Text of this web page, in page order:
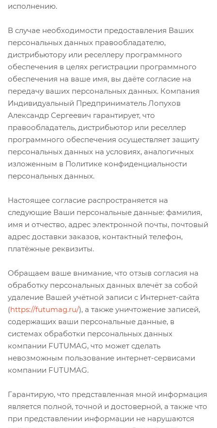
исполнению.
В случае необходимости предоставления Ваших
персональных данных правообладателю,
дистрибьютору или реселлеру программного
обеспечения в целях регистрации программного
обеспечения на ваше имя, вы даёте согласие на
передачу ваших персональных данных. Компания
Индивидуальный Предприниматель Лопухов
Александр Сергеевич гарантирует, что
правообладатель, дистрибьютор или реселлер
программного обеспечения осуществляет защиту
персональных данных на условиях, аналогичных
изложенным в Политике конфиденциальности
персональных данных.
Настоящее согласие распространяется на
следующие Ваши персональные данные: фамилия,
имя и отчество, адрес электронной почты, почтовый
адрес доставки заказов, контактный телефон,
платёжные реквизиты.
Обращаем ваше внимание, что отзыв согласия на
обработку персональных данных влечёт за собой
удаление Вашей учётной записи с Интернет-сайта
(https://futumag.ru/), а также уничтожение записей,
содержащих ваши персональные данные, в
системах обработки персональных данных
компании FUTUMAG, что может сделать
невозможным пользование интернет-сервисами
компании FUTUMAG.
Гарантирую, что представленная мной информация
является полной, точной и достоверной, а также что
при представлении информации не нарушаются